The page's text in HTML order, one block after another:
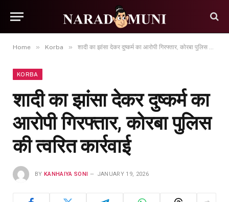
Home » Korba » शादी का झांसा देकर दुष्कर्म का आरोपी गिरफ्तार, कोरबा पुलिस की त्वरित कार्रवाई
KORBA
शादी का झांसा देकर दुष्कर्म का
आरोपी गिरफ्तार, कोरबा पुलिस
की त्वरित कार्रवाई
BY KANHAIYA SONI JANUARY 19, 2026